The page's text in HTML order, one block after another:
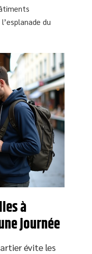
du
à
journée
évite les